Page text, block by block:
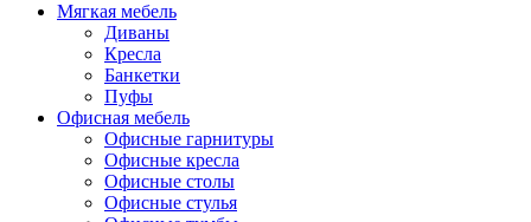
Мягкая мебель
Диваны
Кресла
Банкетки
Пуфы
Офисная мебель
Офисные гарнитуры
Офисные кресла
Офисные столы
Офисные стулья